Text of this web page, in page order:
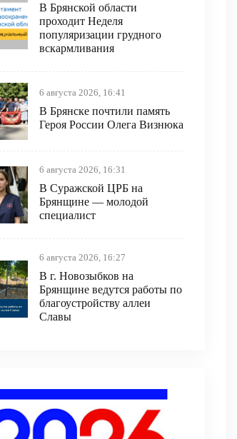
В Брянской области
проходит Неделя
популяризации грудного
вскармливания
6 августа 2026, 16:41
В Брянске почтили память
Героя России Олега Визнюка
6 августа 2026, 16:31
В Суражской ЦРБ на
Брянщине — молодой
специалист
6 августа 2026, 16:27
В г. Новозыбков на
Брянщине ведутся работы по
благоустройству аллеи
Славы